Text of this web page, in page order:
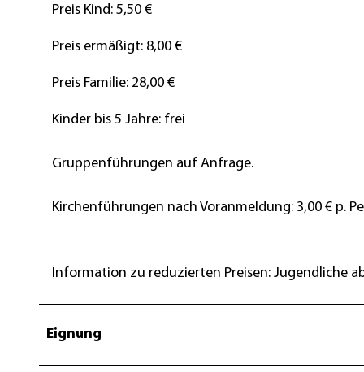
Preis Kind: 5,50 €
Preis ermäßigt: 8,00 €
Preis Familie: 28,00 €
Kinder bis 5 Jahre: frei
Gruppenführungen auf Anfrage.
Kirchenführungen nach Voranmeldung: 3,00 € p.
Information zu reduzierten Preisen: Jugendliche
Eignung